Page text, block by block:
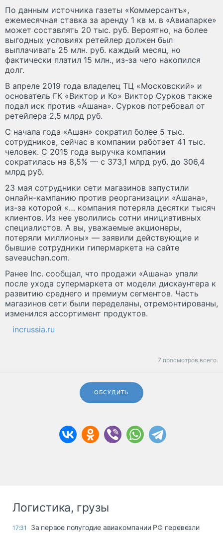
По данным источника газеты «Коммерсантъ»,
ежемесячная ставка за аренду 1 кв м. в «Авиапарке»
может составлять 20 тыс. руб. Вероятно, на более
выгодных условиях ретейлер должен был
выплачивать 25 млн. руб. каждый месяц, но
фактически платил 15 млн., из-за чего накопился
долг.
В апреле 2019 года владелец ТЦ «Московский» и
основатель ГК «Виктор и Ко» Виктор Сурков также
подал иск против «Ашана». Сурков потребовал от
ретейлера 2,5 млрд руб.
С начала года «Ашан» сократил более 5 тыс.
сотрудников, сейчас в компании работает 41 тыс.
человек. С 2015 года выручка компании
сократилась на 8,5% — с 373,1 млрд руб. до 306,4
млрд руб.
23 мая сотрудники сети магазинов запустили
онлайн-кампанию против реорганизации «Ашана»,
из-за которой «… компания потеряла десятки тысяч
клиентов. Из нее уволились сотни инициативных
специалистов. А вы, уважаемые акционеры,
потеряли миллионы» — заявили действующие и
бывшие сотрудники гипермаркета на сайте
saveauchan.com.
Ранее Inc. сообщал, что продажи «Ашана» упали
после ухода супермаркета от модели дискаунтера к
развитию среднего и премиум сегментов. Часть
магазинов сети были переделаны, отремонтированы,
изменился ассортимент продуктов.
incrussia.ru
7 просмотров всего.
ОБСУДИТЬ
Логистика, грузы
17:31
За первое полугодие авиакомпании РФ перевезли